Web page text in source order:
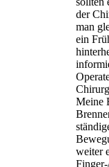
der
man
ein
Meine
weiter